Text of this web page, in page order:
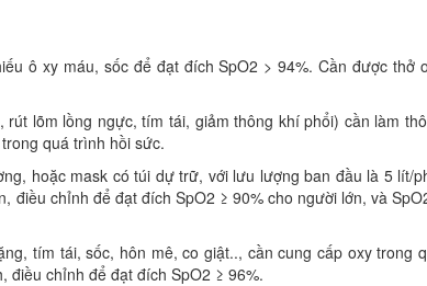
ô xy máu, sốc để đạt đích SpO2 > 94%. Cần được thở
lõm lồng ngực, tím tái, giảm thông khí phổi) cần làm
quá trình hồi sức.
hoặc mask có túi dự trữ, với lưu lượng ban đầu là 5 lít/
điều chỉnh để đạt đích SpO2 ≥ 90% cho người lớn, và
tím tái, sốc, hôn mê, co giật.., cần cung cấp oxy trong
điều chỉnh để đạt đích SpO2 ≥ 96%.